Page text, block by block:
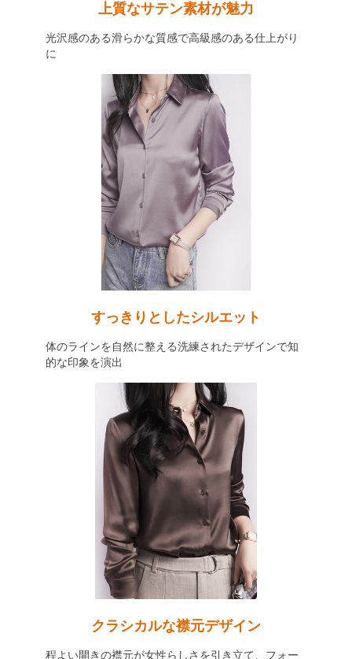
上質なサテン素材が魅力
光沢感のある滑らかな質感で高級感のある仕上がり
に
すっきりとしたシルエット
体のラインを自然に整える洗練されたデザインで知
的な印象を演出
クラシカルな襟元デザイン
程よい開きの襟元が女性らしさを引き立て、フォー